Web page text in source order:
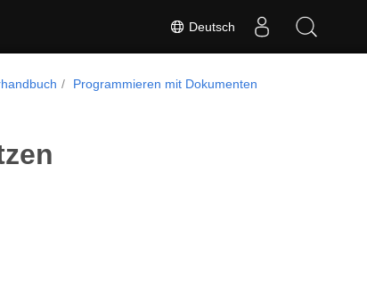
Deutsch
Programmieren mit Dokumenten